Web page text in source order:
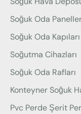
Soğuk Oda
Soğuk Oda Kapıları
Soğutma Cihazları
Soğuk Oda Rafları
Konteyner Soğuk
Pvc Perde Şerit